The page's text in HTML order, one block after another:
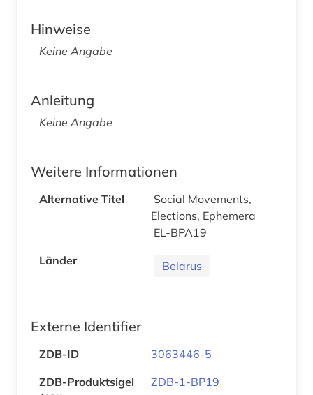
Hinweise
Keine Angabe
Anleitung
Keine Angabe
Weitere Informationen
Alternative Titel
Social Movements,
Elections, Ephemera
EL-BPA19
Länder
Belarus
Externe Identifier
ZDB-ID
3063446-5
ZDB-Produktsigel
ZDB-1-BP19